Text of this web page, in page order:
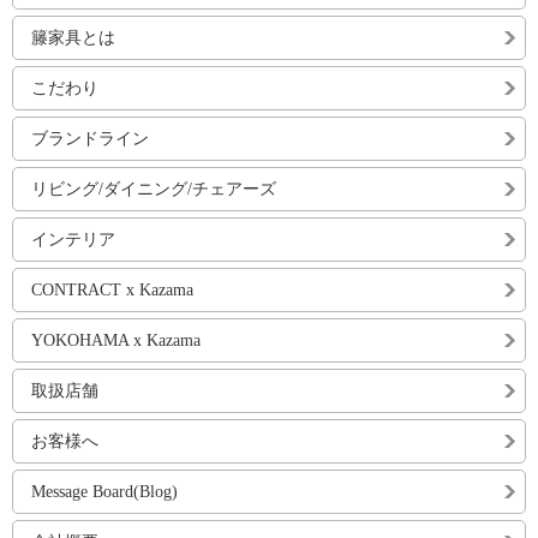
籐家具とは
こだわり
ブランドライン
リビング/ダイニング/チェアーズ
インテリア
CONTRACT x Kazama
YOKOHAMA x Kazama
取扱店舗
お客様へ
Message Board(Blog)